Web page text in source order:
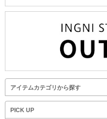
アイテムカテゴリから探す
PICK UP